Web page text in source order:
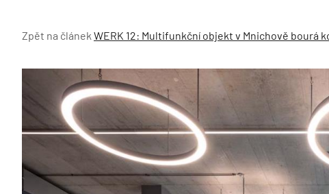
Zpět na článek WERK 12: Multifunkční objekt v Mnichově bourá